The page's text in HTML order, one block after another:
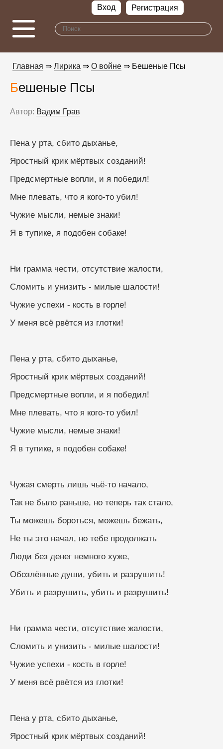
Вход Регистрация
Главная ⇒ Лирика ⇒ О войне ⇒ Бешеные Псы
Бешеные Псы
Автор: Вадим Грав
Пена у рта, сбито дыханье,
Яростный крик мёртвых созданий!
Предсмертные вопли, и я победил!
Мне плевать, что я кого-то убил!
Чужие мысли, немые знаки!
Я в тупике, я подобен собаке!
Ни грамма чести, отсутствие жалости,
Сломить и унизить - милые шалости!
Чужие успехи - кость в горле!
У меня всё рвётся из глотки!
Пена у рта, сбито дыханье,
Яростный крик мёртвых созданий!
Предсмертные вопли, и я победил!
Мне плевать, что я кого-то убил!
Чужие мысли, немые знаки!
Я в тупике, я подобен собаке!
Чужая смерть лишь чьё-то начало,
Так не было раньше, но теперь так стало,
Ты можешь бороться, можешь бежать,
Не ты это начал, но тебе продолжать
Люди без денег немного хуже,
Обозлённые души, убить и разрушить!
Убить и разрушить, убить и разрушить!
Ни грамма чести, отсутствие жалости,
Сломить и унизить - милые шалости!
Чужие успехи - кость в горле!
У меня всё рвётся из глотки!
Пена у рта, сбито дыханье,
Яростный крик мёртвых созданий!